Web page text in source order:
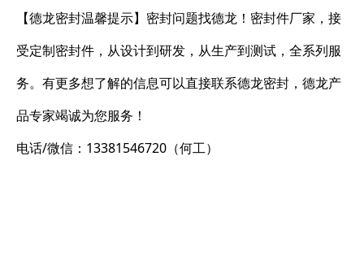
【德龙密封温馨提示】密封问题找德龙！密封件厂家，接
受定制密封件，从设计到研发，从生产到测试，全系列服
务。有更多想了解的信息可以直接联系德龙密封，德龙产
品专家竭诚为您服务！
电话/微信：13381546720（何工）